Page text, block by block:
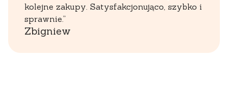
kolejne zakupy. Satysfakcjonująco, szybko i
sprawnie.”
Zbigniew